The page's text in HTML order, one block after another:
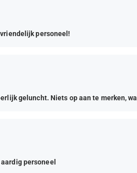
personeel!
geluncht. Niets op aan te merken,
personeel